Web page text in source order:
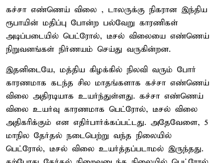
கச்சா எண்ணெய் விலை , டாலருக்கு நிகரான இந்திய
ரூபாயின் மதிப்பு போன்ற பல்வேறு காரணிகள்
அடிப்படையில் பெட்ரோல், டீசல் விலையை எண்ணெய்
நிறுவனங்கள் நிர்ணயம் செய்து வருகின்றன.
இதனிடையே, மத்திய கிழக்கில் நிலவி வரும் போர்
காரணமாக கடந்த சில மாதங்களாக கச்சா எண்ணெய்
விலை அதிரடியாக உயர்ந்துள்ளது. கச்சா எண்ணெய்
விலை உயர்வு காரணமாக பெட்ரோல், டீசல் விலை
அதிகரிக்கும் என எதிர்பார்க்கப்பட்டது. அதேவேளை, 5
மாநில தேர்தல் நடைபெற்று வந்த நிலையில்
பெட்ரோல், டீசல் விலை உயர்த்தப்படாமல் இருந்தது.